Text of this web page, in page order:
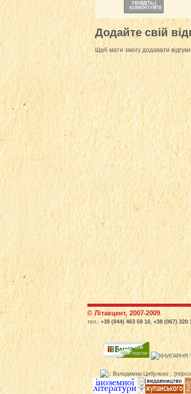
УВІЙДІТЬ І
КОМЕНТУЙТЕ
Додайте свій
Щоб мати змогу додавати
© Літакцент, 2007-2009
тел.: +38 (044) 463 59 16, +38 (067) 320